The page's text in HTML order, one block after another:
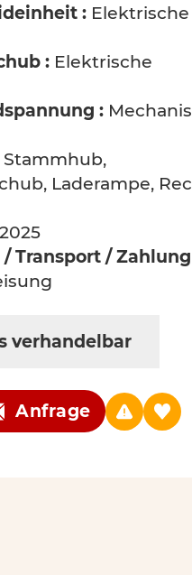
: Elektrische
: Elektrische
:
Stammhub,
Laderampe,
2025
Transport /
verhandelbar
Anfrage